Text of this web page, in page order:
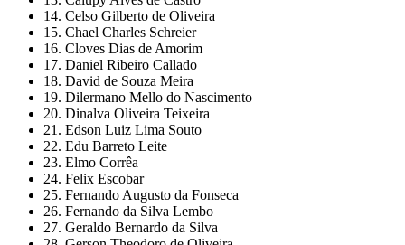
14. Celso Gilberto de Oliveira
15. Chael Charles Schreier
16. Cloves Dias de Amorim
17. Daniel Ribeiro Callado
18. David de Souza Meira
19. Dilermano Mello do Nascimento
20. Dinalva Oliveira Teixeira
21. Edson Luiz Lima Souto
22. Edu Barreto Leite
23. Elmo Corrêa
24. Felix Escobar
25. Fernando Augusto da Fonseca
26. Fernando da Silva Lembo
27. Geraldo Bernardo da Silva